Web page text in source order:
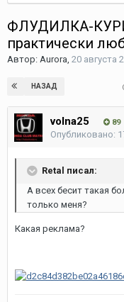
ФЛУДИЛКА-
практически
Автор: Aurora, 20 августа
НАЗАД
volna25 89
Опубликовано:
Retal писал:
А всех бесит такая
только меня?
Какая реклама?